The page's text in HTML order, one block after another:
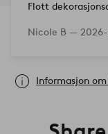
Flott
Nicole B —
Informasjon